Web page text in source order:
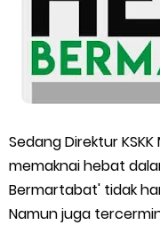
Sedang Direktur
memaknai hebat
Bermartabat' tidak
Namun juga